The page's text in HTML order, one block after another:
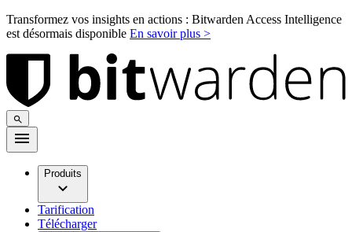
Transformez vos insights en actions : Bitwarden Access Intelligence
est désormais disponible En savoir plus >
Produits
Tarification
Télécharger